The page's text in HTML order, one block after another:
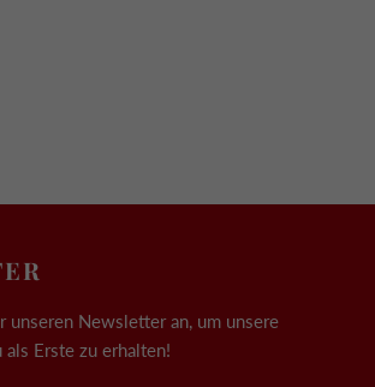
unseren Newsletter an, um unsere
Erste zu erhalten!